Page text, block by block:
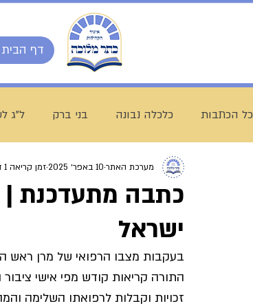
דף הבית
כל הכתבות כלכלה נבונה בני ברק ל"ג
השיעור השבועי ספרי מרן בית המדרש
חג שבועות ת"ת לחם הביכורים
עולם התורה הרב עובדיה חן דף היומי
כתבה מתעדכנת |
ישראל
מערכת האתר 10 באפר׳ 2025 זמן קריאה 1 דקות
בעקבות מצבו הרפואי של מרן ראש
התורה קריאות קודש מפי אישי
זכויות וקבלות לרפואתו השלימה